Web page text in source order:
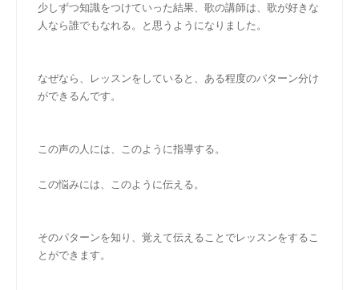
少しずつ知識をつけていった結果、歌の講師は、歌が好きな
人なら誰でもなれる。と思うようになりました。
なぜなら、レッスンをしていると、ある程度のパターン分け
ができるんです。
この声の人には、このように指導する。
この悩みには、このように伝える。
そのパターンを知り、覚えて伝えることでレッスンをするこ
とができます。